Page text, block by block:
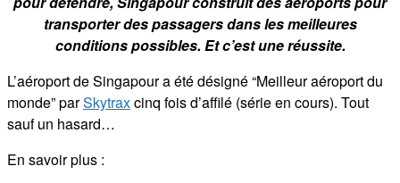
transporter des passagers dans les meilleures
conditions possibles. Et c’est une réussite.
L’aéroport de Singapour a été désigné “Meilleur aéroport du
monde” parSkytraxcinq fois d’affilé (série en cours). Tout
sauf un hasard…
En savoir plus :